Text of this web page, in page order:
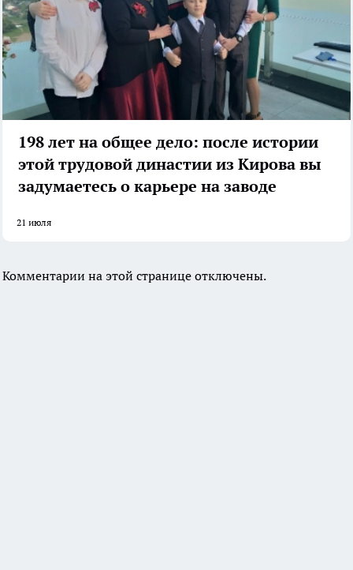
198 лет на общее дело: после истории
этой трудовой династии из Кирова вы
задумаетесь о карьере на заводе
21 июля
Комментарии на этой странице отключены.